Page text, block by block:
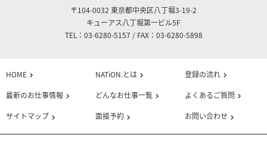
〒104-0032 東京都中央区八丁堀3-19-2
キューアス八丁堀第一ビル5F
TEL：03-6280-5157 / FAX：03-6280-5898
HOME chevron_right NATiON.とはchevron_right 登録の流れchevron_right
最新のお仕事情報 chevron_right どんなお仕事一覧chevron_right よくあるご質問 chevron_right
サイトマップ chevron_right 面接予約chevron_right お問い合わせ chevron_right